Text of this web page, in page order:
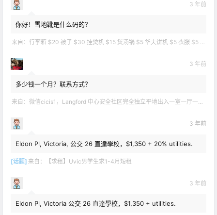
3 年前
你好！雪地靴是什么码的？
来自： 行李箱 $20 被子 $30 挂烫机 $15 煲汤锅 $5 华夫饼机 $5 衣服 $5 雪地靴 $10 滑雪手套 $10 宜家衣物收纳 .
3 年前
多少钱一个月？联系方式？
来自： 微信cicis1，Langford 中心安全社区完全独立平地出入一室一厅一书房步行5分钟到公车站和商业圈 有后花园和.
3 年前
Eldon Pl, Victoria, 公交 26 直達學校，$1,350 + 20% utilities.
[话题] 来自： 【求租】Uvic男学生求1-4月短租
3 年前
Eldon Pl, Victoria 公交 26 直達學校，$1,350 + utilities.